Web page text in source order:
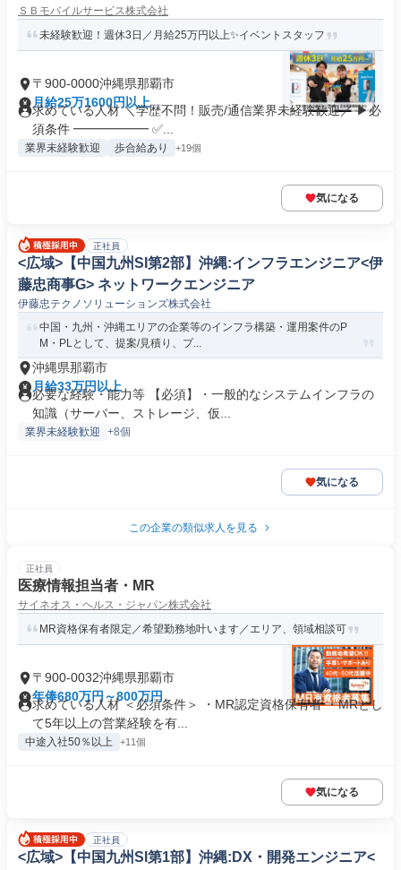
ＳＢモバイルサービス株式会社
未経験歓迎！週休3日／月給25万円以上✨イベントスタッフ
〒900-0000沖縄県那覇市
月給25万1600円以上
求めている人材 ＼学歴不問！販売/通信業界未経験歓迎／ ▶必
須条件 ━━━━━━ ✅...
業界未経験歓迎 歩合給あり +19個
気になる
正社員
<広域>【中国九州SI第2部】沖縄:インフラエンジニア<伊
藤忠商事G> ネットワークエンジニア
伊藤忠テクノソリューションズ株式会社
中国・九州・沖縄エリアの企業等のインフラ構築・運用案件のP
M・PLとして、提案/見積り、プ...
沖縄県那覇市
月給33万円以上
必要な経験・能力等 【必須】・一般的なシステムインフラの
知識（サーバー、ストレージ、仮...
業界未経験歓迎 +8個
気になる
この企業の類似求人を見る
正社員
医療情報担当者・MR
サイネオス・ヘルス・ジャパン株式会社
MR資格保有者限定／希望勤務地叶います／エリア、領域相談可
〒900-0032沖縄県那覇市
年俸680万円～800万円
求めている人材 ＜必須条件＞ ・MR認定資格保有者 ・MRとし
て5年以上の営業経験を有...
中途入社50％以上 +11個
気になる
正社員
<広域>【中国九州SI第1部】沖縄:DX・開発エンジニア<